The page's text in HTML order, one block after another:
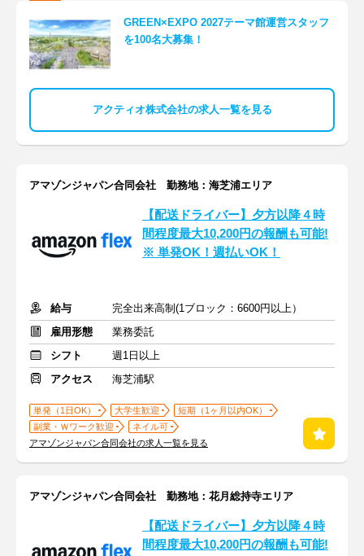
GREEN×EXPO 2027テーマ館運営スタッフ
を100名大募集！
アクティオ株式会社の求人一覧を見る
アマゾンジャパン合同会社 勤務地：海芝浦エリア
【配送ドライバー】夕方以降４時
間程度最大10,200円の報酬も可能!
※ 単発OK！週払いOK！
給与
完全出来高制(1ブロック：6600円以上）
雇用形態
業務委託
シフト
週1日以上
アクセス
海芝浦駅
単発（1日OK） 大学生歓迎
短期（1ヶ月以内OK）
副業・Ｗワーク歓迎
ネイル可
アマゾンジャパン合同会社の求人一覧を見る
アマゾンジャパン合同会社 勤務地：花月総持寺エリア
【配送ドライバー】夕方以降４時
間程度最大10,200円の報酬も可能!